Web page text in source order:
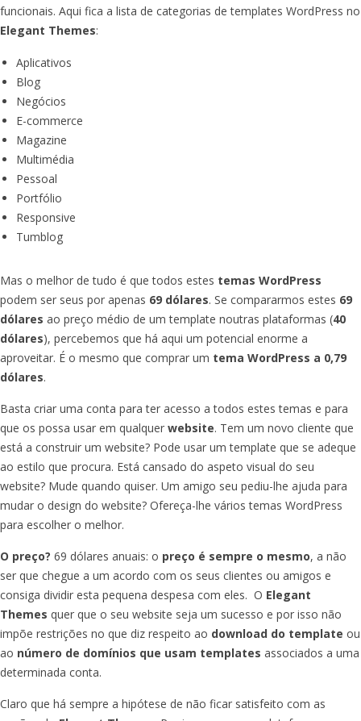
funcionais. Aqui fica a lista de categorias de templates WordPress no
Elegant Themes:
Aplicativos
Blog
Negócios
E-commerce
Magazine
Multimédia
Pessoal
Portfólio
Responsive
Tumblog
Mas o melhor de tudo é que todos estes temas WordPress
podem ser seus por apenas 69 dólares. Se compararmos estes 69
dólares ao preço médio de um template noutras plataformas (40
dólares), percebemos que há aqui um potencial enorme a
aproveitar. É o mesmo que comprar um tema WordPress a 0,79
dólares.
Basta criar uma conta para ter acesso a todos estes temas e para
que os possa usar em qualquer website. Tem um novo cliente que
está a construir um website? Pode usar um template que se adeque
ao estilo que procura. Está cansado do aspeto visual do seu
website? Mude quando quiser. Um amigo seu pediu-lhe ajuda para
mudar o design do website? Ofereça-lhe vários temas WordPress
para escolher o melhor.
O preço? 69 dólares anuais: o preço é sempre o mesmo, a não
ser que chegue a um acordo com os seus clientes ou amigos e
consiga dividir esta pequena despesa com eles. O Elegant
Themes quer que o seu website seja um sucesso e por isso não
impõe restrições no que diz respeito ao download do template ou
ao número de domínios que usam templates associados a uma
determinada conta.
Claro que há sempre a hipótese de não ficar satisfeito com as